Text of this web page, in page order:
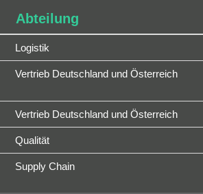
Abteilung
Logistik
Vertrieb Deutschland und Österreich
Vertrieb Deutschland und Österreich
Qualität
Supply Chain